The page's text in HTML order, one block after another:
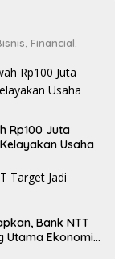
Financial.
Rp100 Juta
Usaha
Bank NTT
Utama Ekonomi